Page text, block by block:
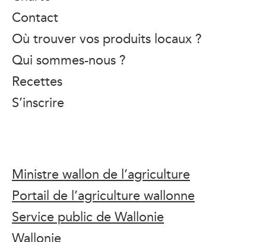
Contact
Où trouver vos produits locaux ?
Qui sommes-nous ?
Recettes
S’inscrire
Ministre wallon de l’agriculture
Portail de l’agriculture wallonne
Service public de Wallonie
Wallonie